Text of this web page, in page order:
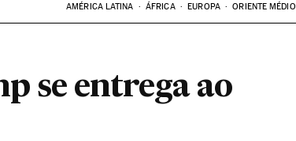
AMÉRICA LATINA ÁFRICA EUROPA ORIENTE MÉDIO
se entrega ao